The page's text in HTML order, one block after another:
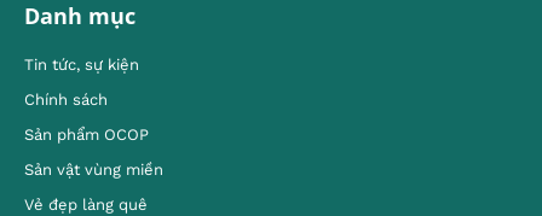
Danh mục
Tin tức, sự kiện
Chính sách
Sản phẩm OCOP
Sản vật vùng miền
Vẻ đẹp làng quê